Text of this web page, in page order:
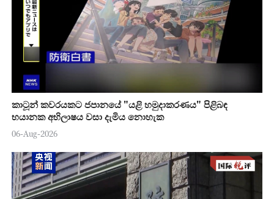
කාටූන් කවරයකට ජපානයේ "යළි හමුදාකරණය" පිළිබඳ
භයානක අභිලාෂය වසා දැමිය නොහැක
06-Aug-2026